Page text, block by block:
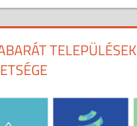
TELEPÜLÉSEK